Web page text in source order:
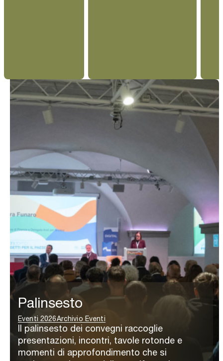
Palinsesto
Eventi 2026Archivio Eventi
Il palinsesto dei convegni raccoglie
presentazioni, incontri, tavole rotonde e
momenti di approfondimento che si